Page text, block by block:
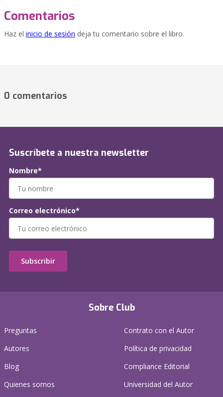
Comentarios
Haz el inicio de sesión deja tu comentario sobre el libro.
0 comentarios
Sobre Club
Preguntas
Autores
Blog
Quienes somos
Contrato con el Autor
Política de privacidad
Compliance Editorial
Universidad del Autor
Suscríbete a nuestra newsletter
Nombre*
Correo electrónico*
Subscribir